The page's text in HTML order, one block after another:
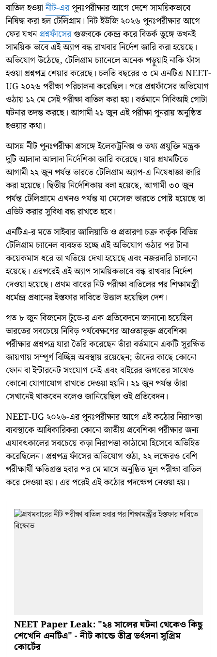
বাতিল হওয়ানীট-এরপুনঃপরীক্ষার আগে দেশে সাময়িকভাবে
নিষিদ্ধ করা হল টেলিগ্রাম। নিট ইউজি ২০২৬ পুনঃপরীক্ষার আগে
ফের যখনপ্রশ্নফাঁসেরগুজবকে কেন্দ্র করে বিতর্ক তুঙ্গে তখনই
সাময়িক ভাবে এই অ্যাপ বন্ধ রাখবার নির্দেশ জারি করা হয়েছে।
অভিযোগ উঠেছে, টেলিগ্রাম চ্যানেলে অনেক পড়ুয়াই নাকি ফাঁস
হওয়া প্রশ্নপত্র শেয়ার করেছে। চলতি বছরের ৩ মে এনটিএ NEET-
UG ২০২৬ পরীক্ষা পরিচালনা করেছিল। পরে প্রশ্নফাঁসের অভিযোগ
ওঠায় ১২ মে সেই পরীক্ষা বাতিল করা হয়। বর্তমানে সিবিআই গোটা
ঘটনার তদন্ত করছে। আগামী ২১ জুন এই পরীক্ষা পুনরায় অনুষ্ঠিত
হওয়ার কথা।
আসন্ন নীট পুনঃপরীক্ষা প্রসঙ্গে ইলেকট্রনিক্স ও তথ্য প্রযুক্তি মন্ত্রক
দুটি আলাদা আলাদা নির্দেশিকা জারি করেছে। যার প্রথমটিতে
আগামী ২২ জুন পর্যন্ত ভারতে টেলিগ্রাম অ্যাপ-এ নিষেধাজ্ঞা জারি
করা হয়েছে। দ্বিতীয় নির্দেশিকায় বলা হয়েছে, আগামী ৩০ জুন
পর্যন্ত টেলিগ্রামে এখনও পর্যন্ত যা মেসেজ ভারতে পোষ্ট হয়েছে তা
এডিট করার সুবিধা বন্ধ রাখতে হবে।
এনটিএ-র মতে সাইবার জালিয়াতি ও প্রতারণা চক্র কর্তৃক বিভিন্ন
টেলিগ্রাম চ্যানেল ব্যবহৃত হচ্ছে এই অভিযোগ ওঠার পর টানা
কয়েকমাস ধরে তা খতিয়ে দেখা হয়েছে এবং নজরদারি চালানো
হয়েছে। এরপরেই এই অ্যাপ সাময়িকভাবে বন্ধ রাখবার নির্দেশ
দেওয়া হয়েছে। প্রথম বারের নিট পরীক্ষা বাতিলের পর শিক্ষামন্ত্রী
ধর্মেন্দ্র প্রধানের ইস্তফার দাবিতে উত্তাল হয়েছিল দেশ।
গত ৮ জুন বিজনেস টুডে-র এক প্রতিবেদনে জানানো হয়েছিল
ভারতের সবচেয়ে নিবিড় পর্যবেক্ষণের আওতাভুক্ত প্রবেশিকা
পরীক্ষার প্রশ্নপত্র যারা তৈরি করেছেন তাঁরা বর্তমানে একটি সুরক্ষিত
জায়গায় সম্পূর্ণ বিচ্ছিন্ন অবস্থায় রয়েছেন; তাঁদের কাছে কোনো
ফোন বা ইন্টারনেট সংযোগ নেই এবং বাইরের জগতের সাথেও
কোনো যোগাযোগ রাখতে দেওয়া হয়নি। ২১ জুন পর্যন্ত তাঁরা
সেখানেই থাকবেন বলেও জানিয়েছিল ওই প্রতিবেদন।
NEET-UG ২০২৬-এর পুনঃপরীক্ষার আগে এই কঠোর নিরাপত্তা
ব্যবস্থাকে আধিকারিকরা কোনো জাতীয় প্রবেশিকা পরীক্ষার জন্য
এযাবৎকালের সবচেয়ে কড়া নিরাপত্তা কাঠামো হিসেবে অভিহিত
করেছিলেন। প্রশ্নপত্র ফাঁসের অভিযোগ ওঠা, ২২ লক্ষেরও বেশি
পরীক্ষার্থী ক্ষতিগ্রস্ত হবার পর মে মাসে অনুষ্ঠিত মূল পরীক্ষা বাতিল
করে দেওয়া হয়। এর পরেই এই কঠোর পদক্ষেপ নেওয়া হয়।
NEET Paper Leak: "২৪ সালের ঘটনা থেকেও কিছু
শেখেনি এনটিএ" - নীট কান্ডে তীব্র ভর্ৎসনা সুপ্রিম
কোর্টের